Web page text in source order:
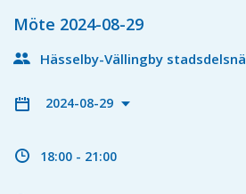
Möte 2024-08-29
Hässelby-Vällingby
2024-08-29
18:00 - 21:00